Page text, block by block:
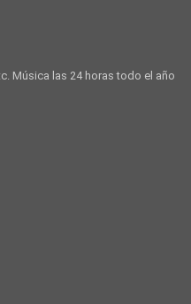
Música las 24 horas todo el año